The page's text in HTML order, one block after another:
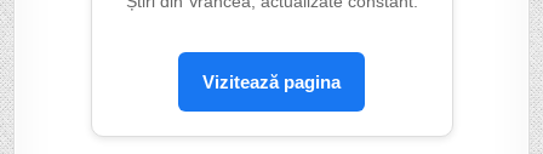
Vizitează pagina